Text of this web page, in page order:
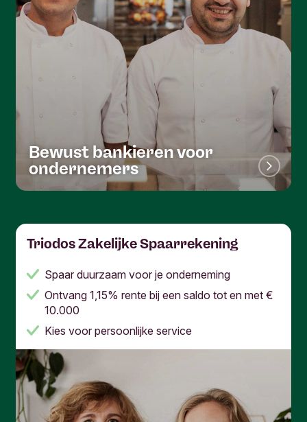
Bewust bankieren voor
ondernemers
Triodos Zakelijke Spaarrekening
Spaar duurzaam voor je onderneming
Ontvang 1,15% rente bij een saldo tot en met €
10.000
Kies voor persoonlijke service